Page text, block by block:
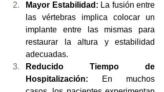
Mayor Estabilidad: La fusión entre
las vértebras implica colocar un
implante entre las mismas para
restaurar la altura y estabilidad
adecuadas.
Reducido Tiempo de
Hospitalización: En muchos